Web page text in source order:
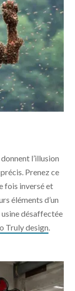
l’illusion
Prenez ce
fois inversé et
éléments d’un
usine désaffectée
Truly design